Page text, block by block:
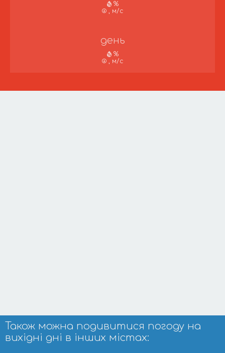
%
, м/с
день
%
, м/с
Також можна подивитися погоду на
вихідні дні в інших містах: